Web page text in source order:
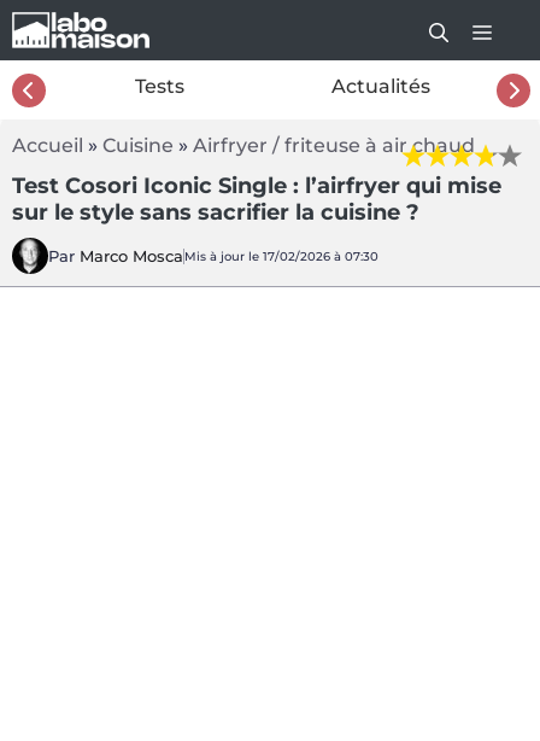
Aller
au
contenu
Tests Actualités
Accueil » Cuisine » Airfryer / friteuse à air chaud
Test Cosori Iconic Single : l’airfryer qui mise
sur le style sans sacrifier la cuisine ?
Par Marco Mosca Mis à jour le 17/02/2026 à 07:30